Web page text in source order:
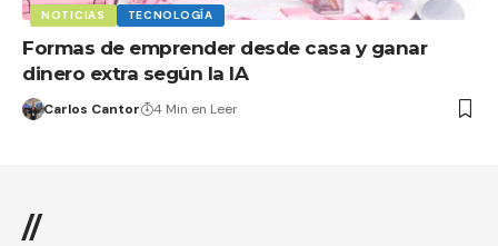
NOTICIAS TECNOLOGÍA
Formas de emprender desde casa y ganar
dinero extra según la IA
Carlos Cantor 4 Min en Leer
//